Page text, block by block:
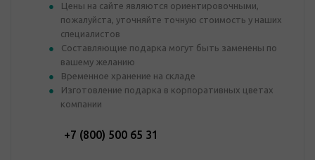
Цены на сайте являются ориентировочными,
пожалуйста, уточняйте точную стоимость у наших
специалистов
Составляющие подарка могут быть заменены по
вашему желанию
Временное хранение на складе
Изготовление подарка в корпоративных цветах
компании
+7 (800) 500 65 31